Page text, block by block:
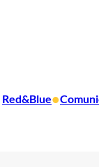
Red&Blue•